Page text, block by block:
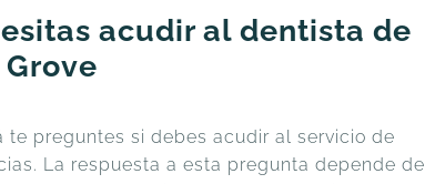
acudir al dentista de
te preguntes si debes acudir al servicio de
La respuesta a esta pregunta depende de